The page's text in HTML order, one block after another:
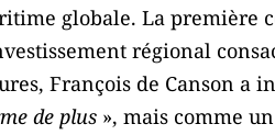
globale. La première
régional
François de Canson a
de plus », mais comme